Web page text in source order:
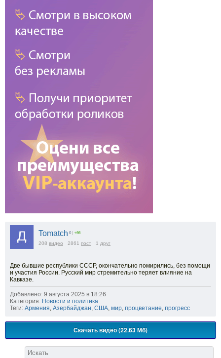
Tomatch 0 +66
208 видео 2861 пост 1 друг
Две бывшие республики СССР, окончательно помирились, без помощи
и участия России. Русский мир стремительно теряет влияние на
Кавказе.
Добавлено: 9 августа 2025 в 18:26
Категория: Новости и политика
Теги: Армения, Азербайджан, США, мир, процветание, прогресс
Скачать видео (22.63 Мб)